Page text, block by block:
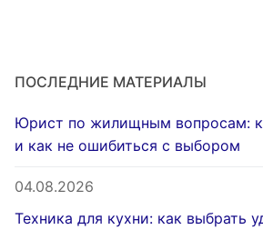
ПОСЛЕДНИЕ МАТЕРИАЛЫ
Юрист по жилищным вопросам:
и как не ошибиться с выбором
04.08.2026
Техника для кухни: как выбрать